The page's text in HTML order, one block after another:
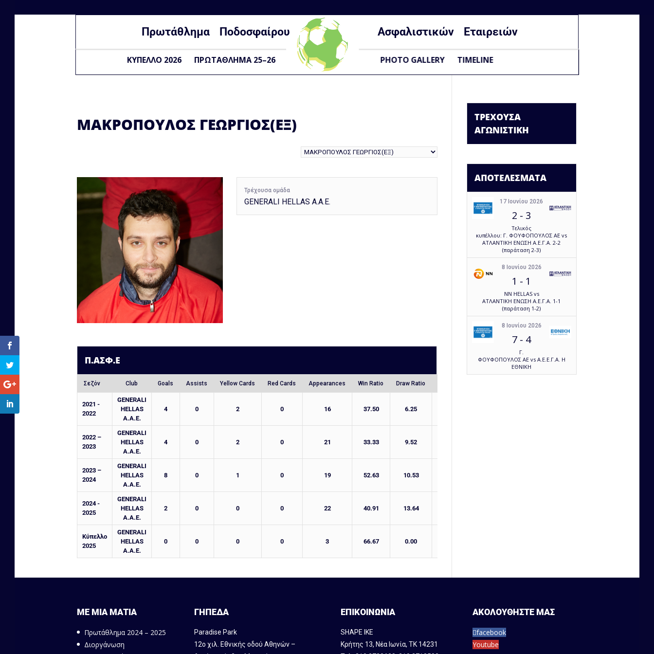
Πρωτάθλημα Ποδοσφαίρου Ασφαλιστικών Εταιρειών
ΚΥΠΕΛΛΟ 2026 ΠΡΩΤΑΘΛΗΜΑ 25–26 PHOTO GALLERY TIMELINE
ΜΑΚΡΟΠΟΥΛΟΣ ΓΕΩΡΓΙΟΣ(ΕΞ)
Τρέχουσα ομάδα
GENERALI HELLAS A.A.E.
Π.ΑΣΦ.Ε
Σεζόν Club Goals Assists Yellow Cards Red Cards Appearances Win Ratio Draw Ratio
2021 -
2022
GENERALI
HELLAS
A.A.E.
4 0 2 0 16 37.50 6.25
2022 –
2023
GENERALI
HELLAS
A.A.E.
4 0 2 0 21 33.33 9.52
2023 –
2024
GENERALI
HELLAS
A.A.E.
8 0 1 0 19 52.63 10.53
2024 -
2025
GENERALI
HELLAS
A.A.E.
2 0 0 0 22 40.91 13.64
Κύπελλο
2025
GENERALI
HELLAS
A.A.E.
0 0 0 0 3 66.67 0.00
ΤΡΕΧΟΥΣΑ
ΑΓΩΝΙΣΤΙΚΗ
ΑΠΟΤΕΛΕΣΜΑΤΑ
17 Ιουνίου 2026
2 - 3
Τελικός
κυπέλλου: Γ. ΦΟΥΦΟΠΟΥΛΟΣ ΑΕ vs
ΑΤΛΑΝΤΙΚΗ ΕΝΩΣΗ Α.Ε.Γ.Α. 2-2
(παράταση 2-3)
8 Ιουνίου 2026
1 - 1
NN HELLAS vs
ΑΤΛΑΝΤΙΚΗ ΕΝΩΣΗ Α.Ε.Γ.Α. 1-1
(παράταση 1-2)
8 Ιουνίου 2026
7 - 4
Γ.
ΦΟΥΦΟΠΟΥΛΟΣ ΑΕ vs Α.Ε.Ε.Γ.Α. Η
ΕΘΝΙΚΗ
ΜΕ ΜΙΑ ΜΑΤΙΑ
Πρωτάθλημα 2024 – 2025
Διοργάνωση
ΓΗΠΕΔΑ
Paradise Park
12ο χιλ. Εθνικής οδού Αθηνών –
ΕΠΙΚΟΙΝΩΝΙΑ
SHAPE IKE
Κρήτης 13, Νέα Ιωνία, ΤΚ 14231
ΑΚΟΛΟΥΘΗΣΤΕ ΜΑΣ
facebook
Youtube